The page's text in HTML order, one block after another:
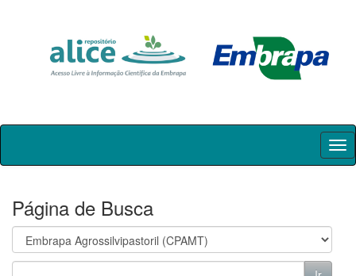
Skip
Página de Busca